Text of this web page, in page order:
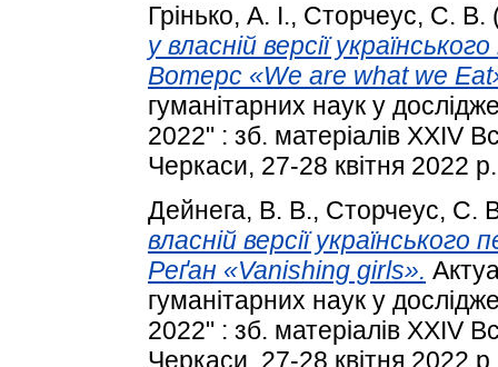
Грінько, А. І., Сторчеус, С. В.
у власній версії
Вотерс «We are what we
гуманітарних наук у
2022" : зб. матеріалів XXIV
Черкаси, 27-28 квітня 2022
Дейнега, В. В., Сторчеус, С.
власній версії
Реґан «Vanishing girls».
гуманітарних наук у
2022" : зб. матеріалів XXIV
Черкаси, 27-28 квітня 2022